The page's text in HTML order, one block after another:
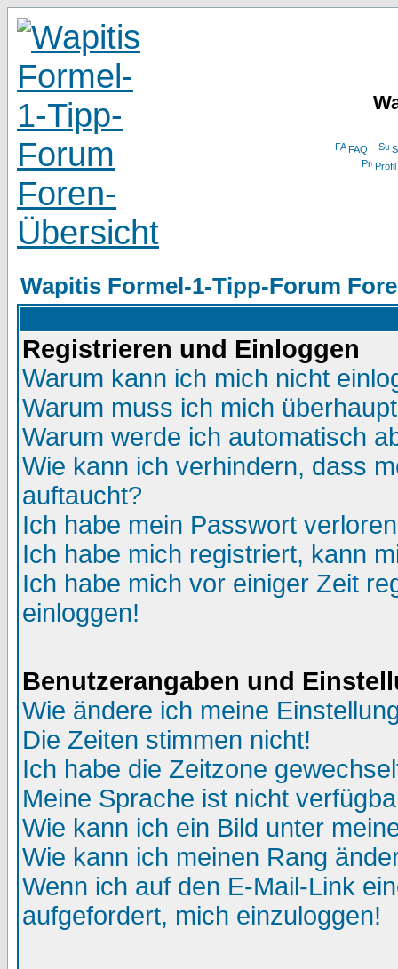
FAQ
Profil
Wapitis Formel-1-Tipp-Forum
Registrieren und Einloggen
Warum kann ich mich nicht
Warum muss ich mich
Warum werde ich automatisch
Wie kann ich verhindern, dass
auftaucht?
Ich habe mein Passwort
Ich habe mich registriert, kann
Ich habe mich vor einiger Zeit
einloggen!
Benutzerangaben und
Wie ändere ich meine
Die Zeiten stimmen nicht!
Ich habe die Zeitzone
Meine Sprache ist nicht
Wie kann ich ein Bild unter
Wie kann ich meinen Rang
Wenn ich auf den E-Mail-Link
aufgefordert, mich einzuloggen!